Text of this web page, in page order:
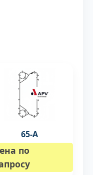
65-А
по